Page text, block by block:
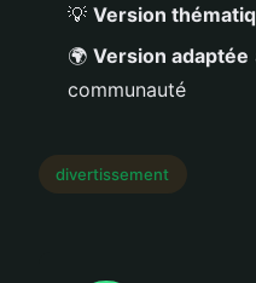
💡 Version
🌍 Version adaptée
communauté
divertissement